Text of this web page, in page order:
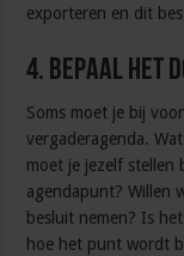
exporteren en dit
4. Bepaal het
Soms moet je bij
vergaderagenda.
moet je jezelf stellen
agendapunt? Willen
besluit nemen? Is
hoe het punt wordt